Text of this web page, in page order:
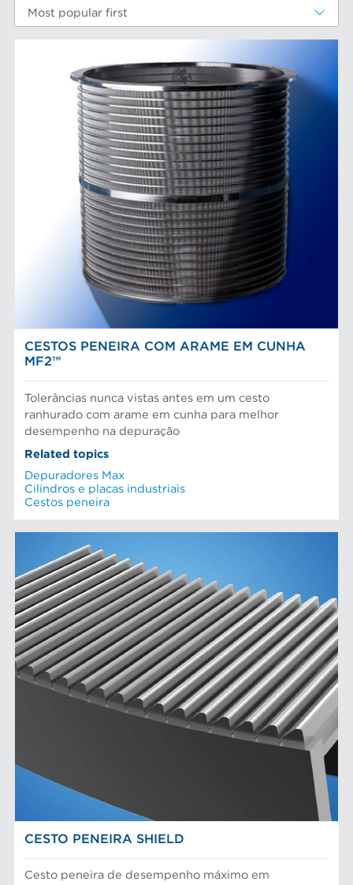
FILTROS APLICADOS
Cestos peneira
MAIS FILTROS
COMPONENTS DE DESGASTE DE
DESEMPENHO
Cestos peneira
Discos e insertos do refinador
Elementos do filtro
Placas depuradoras
Rotores de depurador
MARCAS AFT
Depuradores Max
Refinação Finebar
Sistemas de aproximação POM
Tecnologia Aikawa
MERCADOS
Aproximação da máquina de papel
Cilindros e placas industriais
Depuração e separação de alimentos
Fibras químicas
Fibras recicladas
Pasta Mecanica
Refinação de fibras
Testes e laboratório
EQUIPAMENTO
Preparação do material
Sistema de aproximação
NOTICIAS AFT
Most popular first
CESTOS PENEIRA COM ARAME EM CUNHA
MF2™
Tolerâncias nunca vistas antes em um cesto
ranhurado com arame em cunha para melhor
desempenho na depuração
Related topics
Depuradores Max
Cilindros e placas industriais
Cestos peneira
CESTO PENEIRA SHIELD
Cesto peneira de desempenho máximo em